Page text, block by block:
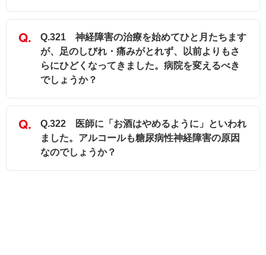
Q.321 神経障害の治療を始めてひと月たちます
が、足のしびれ・痛みがとれず、以前よりもさ
らにひどくなってきました。病院を変えるべき
でしょうか？
Q.322 医師に「お酒はやめるように」といわれ
ました。アルコールも糖尿病性神経障害の原因
なのでしょうか？